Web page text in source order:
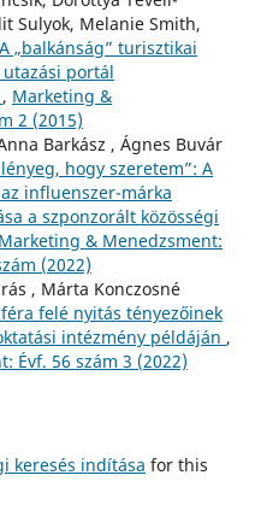
Sulyok, Melanie Smith,
A „balkánság” turisztikai
portál
, Marketing &
2 (2015)
Barkász , Ágnes Buvár
hogy szeretem”: A
influenszer-márka
a szponzorált közösségi
Marketing & Menedzsment:
(2022)
, Márta Konczosné
felé nyitás tényezőinek
intézmény példáján ,
Évf. 56 szám 3 (2022)
keresés indítása for this